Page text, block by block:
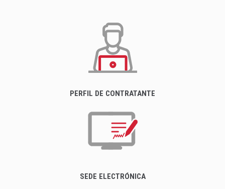
PERFIL DE CONTRATANTE
SEDE ELECTRÓNICA